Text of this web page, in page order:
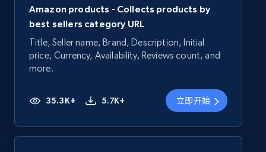
Amazon products - Collects products by
best sellers category URL
Title, Seller name, Brand, Description, Initial
price, Currency, Availability, Reviews count, and
more.
35.3K+ 5.7K+ 立即开始